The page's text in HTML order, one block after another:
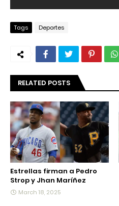
Tags Deportes
RELATED POSTS
Estrellas firman a Pedro
Strop y Jhan Maríñez
March 18, 2025